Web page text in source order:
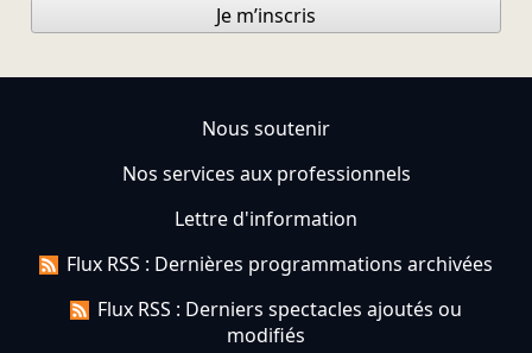
Je m’inscris
Nous soutenir
Nos services aux professionnels
Lettre d'information
Flux RSS : Dernières programmations archivées
Flux RSS : Derniers spectacles ajoutés ou
modifiés